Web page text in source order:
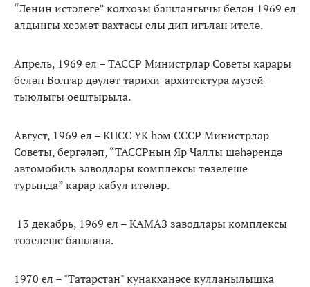
“Ленин истәлеге” колхозы башлангычы белән 1969 ел
алдынгы хезмәт вахтасы елы дип игълан ителә.
Апрель, 1969 ел – ТАССР Министрлар Советы карары
белән Болгар дәүләт тарихи-архитектура музей-
тыюлыгы оештырыла.
Август, 1969 ел – КПСС ҮК һәм СССР Министрлар
Советы, бергәләп, “ТАССРның Яр Чаллы шәһәрендә
автомобиль заводлары комплексы төзелеше
турында” карар кабул итәләр.
13 декабрь, 1969 ел – КАМАЗ заводлары комплексы
төзелеше башлана.
1970 ел – "Татарстан" кунакханәсе кулланылышка